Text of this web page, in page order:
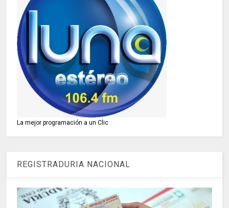
La mejor programación a un Clic
REGISTRADURIA NACIONAL